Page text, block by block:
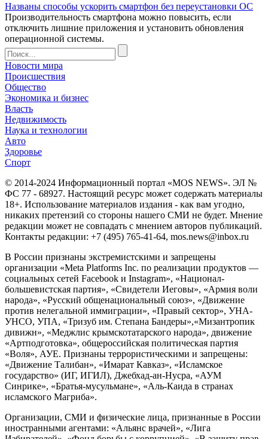
Названы способы ускорить смартфон без переустановки ОС
Производительность смартфона можно повысить, если
отключить лишние приложения и установить обновления
операционной системы.
Новости мира
Происшествия
Общество
Экономика и бизнес
Власть
Недвижимость
Наука и технологии
Авто
Здоровье
Спорт
© 2014-2024 Информационный портал «MOS NEWS». ЭЛ №
ФС 77 - 68927. Настоящий ресурс может содержать материалы
18+. Использование материалов издания - как вам угодно,
никаких претензий со стороны нашего СМИ не будет. Мнение
редакции может не совпадать с мнением авторов публикаций.
Контакты редакции: +7 (495) 765-41-64, mos.news@inbox.ru
В России признаны экстремистскими и запрещены
организации «Meta Platforms Inc. по реализации продуктов —
социальных сетей Facebook и Instagram», «Национал-
большевистская партия», «Свидетели Иеговы», «Армия воли
народа», «Русский общенациональный союз», «Движение
против нелегальной иммиграции», «Правый сектор», УНА-
УНСО, УПА, «Тризуб им. Степана Бандеры»,«Мизантропик
дивижн», «Меджлис крымскотатарского народа», движение
«Артподготовка», общероссийская политическая партия
«Воля», АУЕ. Признаны террористическими и запрещены:
«Движение Талибан», «Имарат Кавказ», «Исламское
государство» (ИГ, ИГИЛ), Джебхад-ан-Нусра, «АУМ
Синрике», «Братья-мусульмане», «Аль-Каида в странах
исламского Магриба».
Организации, СМИ и физические лица, признанные в России
иностранными агентами: «Альянс врачей», «Лига